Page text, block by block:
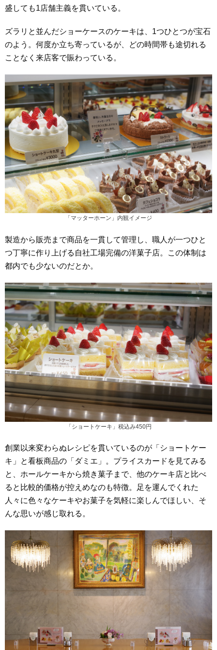
盛しても1店舗主義を貫いている。
ズラリと並んだショーケースのケーキは、1つひとつが宝石
のよう。何度か立ち寄っているが、どの時間帯も途切れる
ことなく来店客で賑わっている。
「マッターホーン」内観イメージ
製造から販売まで商品を一貫して管理し、職人が一つひと
つ丁寧に作り上げる自社工場完備の洋菓子店。この体制は
都内でも少ないのだとか。
「ショートケーキ」税込み450円
創業以来変わらぬレシピを貫いているのが「ショートケー
キ」と看板商品の「ダミエ」。プライスカードを見てみる
と、ホールケーキから焼き菓子まで、他のケーキ店と比べ
ると比較的価格が控えめなのも特徴。足を運んでくれた
人々に色々なケーキやお菓子を気軽に楽しんでほしい、そ
んな思いが感じ取れる。